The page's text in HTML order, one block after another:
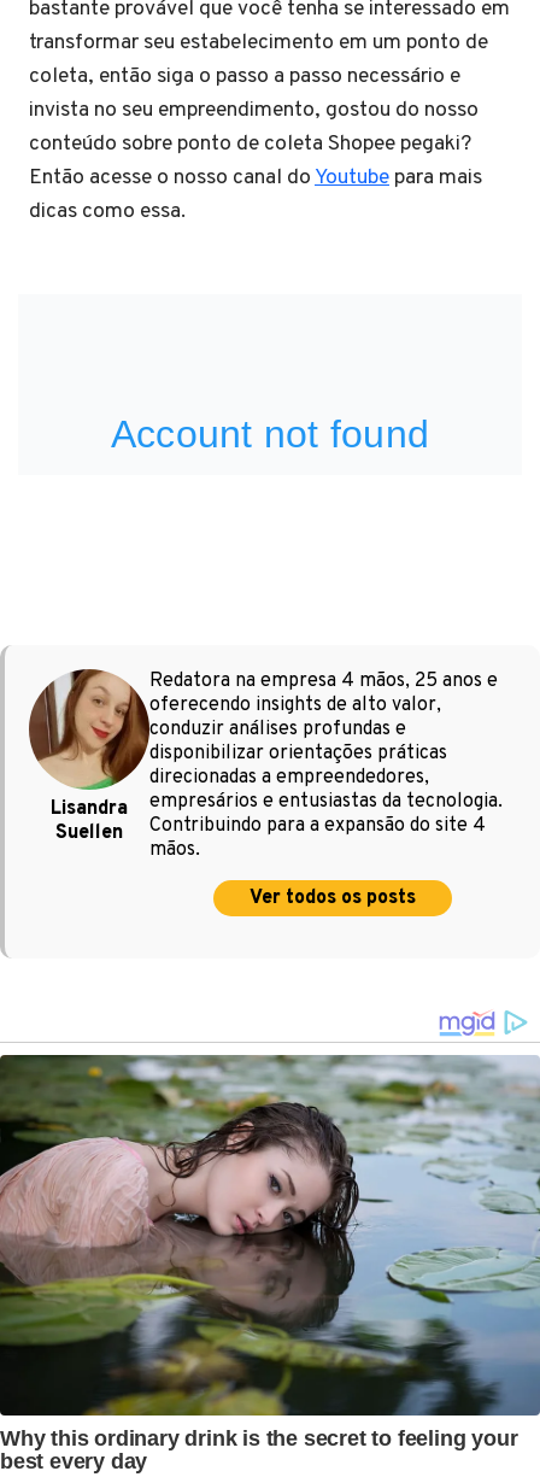
bastante provável que você tenha se interessado em
transformar seu estabelecimento em um ponto de
coleta, então siga o passo a passo necessário e
invista no seu empreendimento, gostou do nosso
conteúdo sobre ponto de coleta Shopee pegaki?
Então acesse o nosso canal doYoutube para mais
dicas como essa.
Lisandra
Suellen
Redatora na empresa 4 mãos, 25 anos e
oferecendo insights de alto valor,
conduzir análises profundas e
disponibilizar orientações práticas
direcionadas a empreendedores,
empresários e entusiastas da tecnologia.
Contribuindo para a expansão do site 4
mãos.
Ver todos os posts